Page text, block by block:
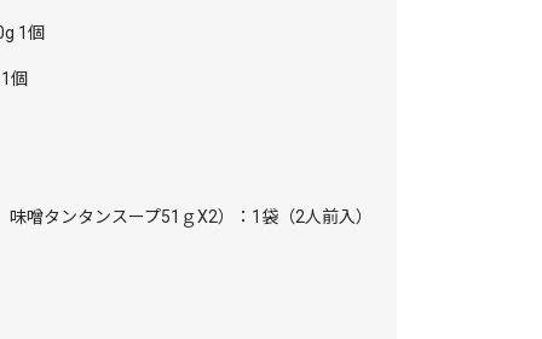
1個
個
噌タンタンスープ51ｇX2）：1袋（2人前入）